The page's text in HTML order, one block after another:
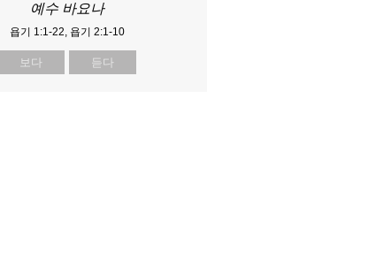
예수 바요나
욥기 1:1-22, 욥기 2:1-10
보다 듣다